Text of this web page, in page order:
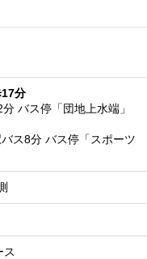
分
バス停「団地上水端」
ス8分 バス停「スポーツ
ス